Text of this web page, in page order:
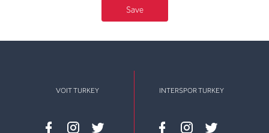
Save
VOIT TURKEY INTERSPOR TURKEY